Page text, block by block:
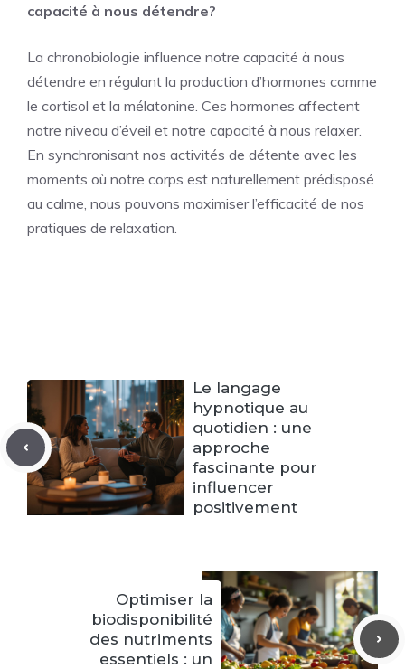
capacité à nous détendre?
La chronobiologie influence notre capacité à nous
détendre en régulant la production d’hormones comme
le cortisol et la mélatonine. Ces hormones affectent
notre niveau d’éveil et notre capacité à nous relaxer.
En synchronisant nos activités de détente avec les
moments où notre corps est naturellement prédisposé
au calme, nous pouvons maximiser l’efficacité de nos
pratiques de relaxation.
Le langage
hypnotique au
quotidien : une
approche
fascinante pour
influencer
positivement
Optimiser la
biodisponibilité
des nutriments
essentiels : un